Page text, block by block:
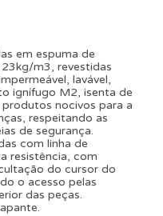
em espuma de
m3, revestidas
lavável,
ignífugo M2, isenta de
nocivos para a
respeitando as
de segurança.
com linha de
resistência, com
do cursor do
o acesso pelas
das peças.